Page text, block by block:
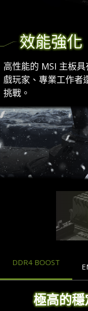
效能強化
高性能的 MSI 主板
戲玩家、專業工作者
挑戰。
DDR4 BOOST
極高的